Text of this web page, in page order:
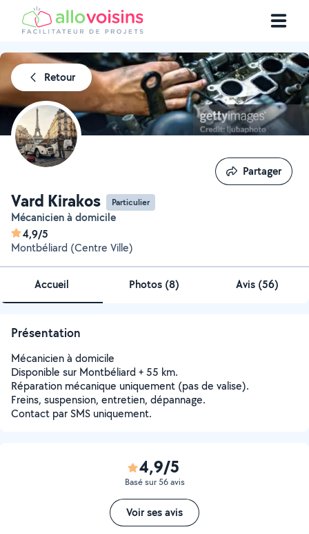
Retour
Vard Kirakos Particulier
Mécanicien à domicile
4,9/5
Montbéliard (Centre Ville)
Partager
Partager
Accueil Photos (8) Avis (56)
Présentation
Mécanicien à domicile
Disponible sur Montbéliard + 55 km.
Réparation mécanique uniquement (pas de valise).
Freins, suspension, entretien, dépannage.
Contact par SMS uniquement.
4,9/5
Basé sur 56 avis
Voir ses avis